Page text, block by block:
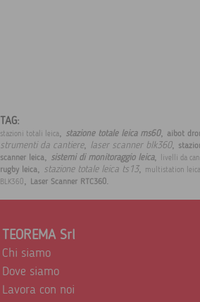
TAG:
stazioni totali leica, stazione totale leica ms60, aibot
strumenti da cantiere, laser scanner blk360,
scanner leica, sistemi di monitoraggio leica, livelli da
rugby leica, stazione totale leica ts13, multistation leica
BLK360, Laser Scanner RTC360.
TEOREMA Srl
Chi siamo
Dove siamo
Lavora con noi